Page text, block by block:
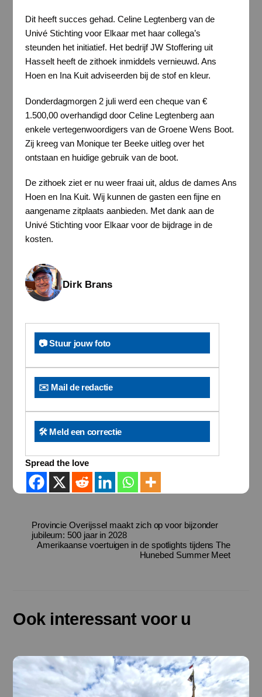
Dit heeft succes gehad. Celine Legtenberg van de
Univé Stichting voor Elkaar met haar collega’s
steunden het initiatief. Het bedrijf JW Stoffering uit
Hasselt heeft de zithoek inmiddels vernieuwd. Ans
Hoen en Ina Kuit adviseerden bij de stof en kleur.
Donderdagmorgen 2 juli werd een cheque van €
1.500,00 overhandigd door Celine Legtenberg aan
enkele vertegenwoordigers van de Groene Wens Boot.
Zij kreeg van Monique ter Beeke uitleg over het
ontstaan en huidige gebruik van de boot.
De zithoek ziet er nu weer fraai uit, aldus de dames Ans
Hoen en Ina Kuit. Wij kunnen de gasten een fijne en
aangename zitplaats aanbieden. Met dank aan de
Univé Stichting voor Elkaar voor de bijdrage in de
kosten.
Dirk Brans
📷 Stuur jouw foto
✉️ Mail de redactie
🛠️ Meld een correctie
Spread the love
Provincie Overijssel maakt zich op voor bijzonder
jubileum: 500 jaar in 2028
Amerikaanse voertuigen in de spotlights tijdens The
Hunebed Summer Meet
Ook interessant voor u